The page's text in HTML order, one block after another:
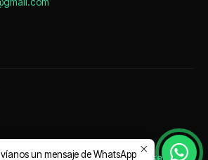
reservados.Desarrollado por Jumpseller.
un mensaje de WhatsApp